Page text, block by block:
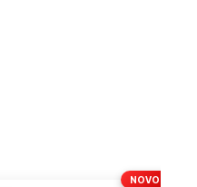
NOVO!